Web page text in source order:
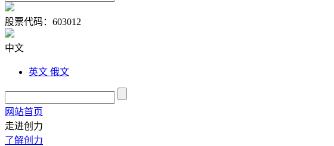
股票代码： 603012
中文
英文 俄文
网站首页
走进创力
了解创力